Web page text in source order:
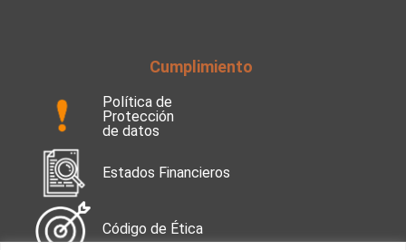
Cumplimiento
Política de
Protección
de datos
Estados Financieros
Código de Ética